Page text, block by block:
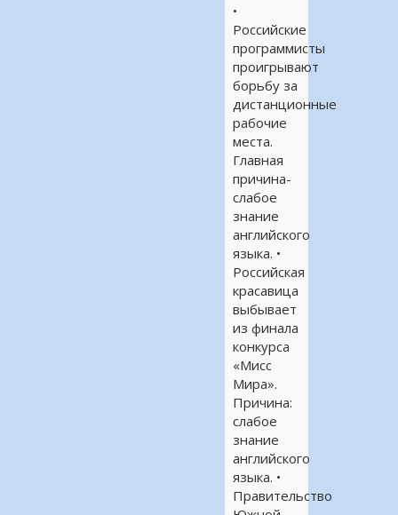
•
Российские
программисты
проигрывают
борьбу за
дистанционные
рабочие
места.
Главная
причина-
слабое
знание
английского
языка. •
Российская
красавица
выбывает
из финала
конкурса
«Мисс
Мира».
Причина:
слабое
знание
английского
языка. •
Правительство